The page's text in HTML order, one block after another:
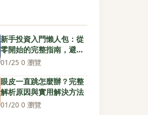
新手投資入門懶人包：從
零開始的完整指南，避開
常見陷阱
01/25·0 瀏覽
眼皮一直跳怎麼辦？完整
解析原因與實用解決方法
01/20·0 瀏覽